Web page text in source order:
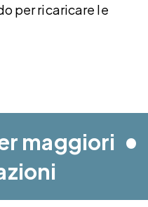
per ricaricare le
maggiori •